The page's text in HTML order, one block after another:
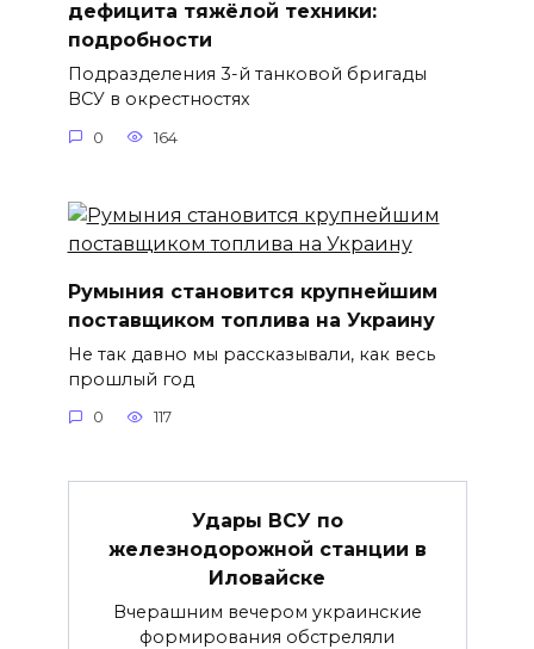
дефицита тяжёлой техники:
подробности
Подразделения 3-й танковой бригады
ВСУ в окрестностях
0 164
Румыния становится крупнейшим
поставщиком топлива на Украину
Не так давно мы рассказывали, как весь
прошлый год
0 117
Удары ВСУ по
железнодорожной станции в
Иловайске
Вчерашним вечером украинские
формирования обстреляли